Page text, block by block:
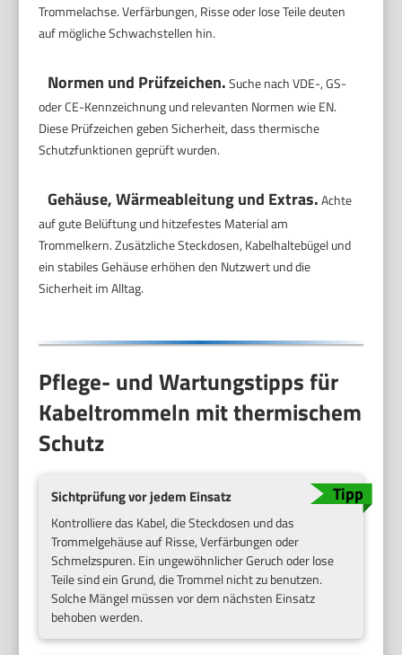
Trommelachse. Verfärbungen, Risse oder lose Teile deuten
auf mögliche Schwachstellen hin.
Normen und Prüfzeichen.Suche nach VDE-, GS-
oder CE-Kennzeichnung und relevanten Normen wie EN.
Diese Prüfzeichen geben Sicherheit, dass thermische
Schutzfunktionen geprüft wurden.
Gehäuse, Wärmeableitung und Extras.Achte
auf gute Belüftung und hitzefestes Material am
Trommelkern. Zusätzliche Steckdosen, Kabelhaltebügel und
ein stabiles Gehäuse erhöhen den Nutzwert und die
Sicherheit im Alltag.
Pflege- und Wartungstipps für
Kabeltrommeln mit thermischem
Schutz
Sichtprüfung vor jedem Einsatz
Kontrolliere das Kabel, die Steckdosen und das
Trommelgehäuse auf Risse, Verfärbungen oder
Schmelzspuren. Ein ungewöhnlicher Geruch oder lose
Teile sind ein Grund, die Trommel nicht zu benutzen.
Solche Mängel müssen vor dem nächsten Einsatz
behoben werden.